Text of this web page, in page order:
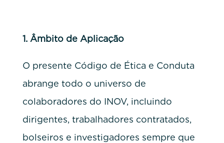
1. Âmbito de Aplicação
O presente Código de Ética e Conduta
abrange todo o universo de
colaboradores do INOV, incluindo
dirigentes, trabalhadores contratados,
bolseiros e investigadores sempre que